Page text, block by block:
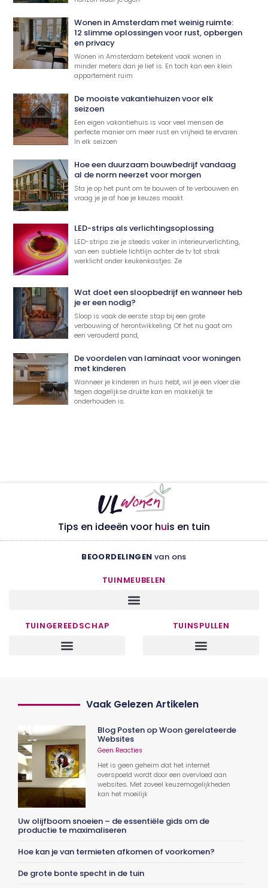
Wonen in Amsterdam met weinig ruimte:
12 slimme oplossingen voor rust, opbergen
en privacy
Wonen in Amsterdam betekent vaak wonen in
minder meters dan je lief is. En toch kan een klein
appartement ruim
De mooiste vakantiehuizen voor elk
seizoen
Een eigen vakantiehuis is voor veel mensen de
perfecte manier om meer rust en vrijheid te ervaren.
In elk seizoen
Hoe een duurzaam bouwbedrijf vandaag
al de norm neerzet voor morgen
Sta je op het punt om te bouwen of te verbouwen en
vraag je je af hoe je keuzes maakt
LED-strips als verlichtingsoplossing
LED-strips zie je steeds vaker in interieurverlichting,
van een subtiele lichtlijn achter de tv tot strak
werklicht onder keukenkastjes. Ze
Wat doet een sloopbedrijf en wanneer heb
je er een nodig?
Sloop is vaak de eerste stap bij een grote
verbouwing of herontwikkeling. Of het nu gaat om
een verouderd pand,
De voordelen van laminaat voor woningen
met kinderen
Wanneer je kinderen in huis hebt, wil je een vloer die
tegen dagelijkse drukte kan en makkelijk te
onderhouden is.
Tips en ideeën voor huis en tuin
BEOORDELINGEN van ons
TUINMEUBELEN
TUINGEREEDSCHAP TUINSPULLEN
Vaak Gelezen Artikelen
Blog Posten op Woon gerelateerde
Websites
Geen Reacties
Het is geen geheim dat het internet
overspoeld wordt door een overvloed aan
websites. Met zoveel keuzemogelijkheden
kan het moeilijk
Uw olijfboom snoeien – de essentiële gids om de
productie te maximaliseren
Hoe kan je van termieten afkomen of voorkomen?
De grote bonte specht in de tuin